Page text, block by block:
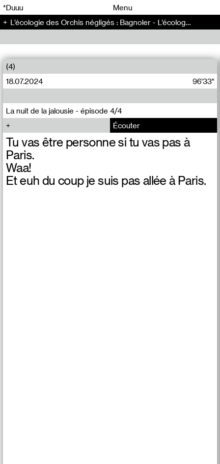
*Duuu
Menu
L’écologie des Orchis négligés : Bagnoler - L’écologie des Orchis négligés (3)
(4)
18.07.2024
96'33"
La nuit de la jalousie - épisode 4/4
Écouter
Tu vas être personne si tu vas pas à
Paris.
Waa!
Et euh du coup je suis pas allée à Paris.
00 00
00 00